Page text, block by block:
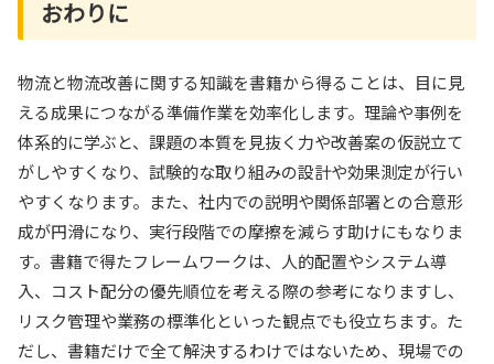
おわりに
物流と物流改善に関する知識を書籍から得ることは、目に見
える成果につながる準備作業を効率化します。理論や事例を
体系的に学ぶと、課題の本質を見抜く力や改善案の仮説立て
がしやすくなり、試験的な取り組みの設計や効果測定が行い
やすくなります。また、社内での説明や関係部署との合意形
成が円滑になり、実行段階での摩擦を減らす助けにもなりま
す。書籍で得たフレームワークは、人的配置やシステム導
入、コスト配分の優先順位を考える際の参考になりますし、
リスク管理や業務の標準化といった観点でも役立ちます。た
だし、書籍だけで全て解決するわけではないため、現場での